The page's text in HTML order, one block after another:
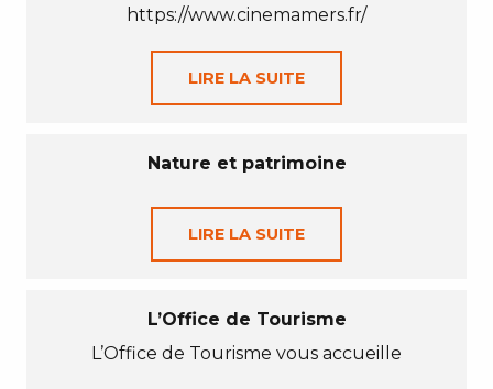
https://www.cinemamers.fr/
LIRE LA SUITE
Nature et patrimoine
LIRE LA SUITE
L’Office de Tourisme
L’Office de Tourisme vous accueille